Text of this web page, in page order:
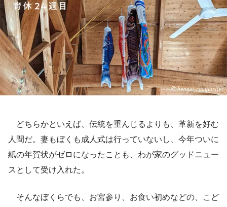
どちらかといえば、伝統を重んじるよりも、革新を好む
人間だ。妻もぼくも成人式は行っていないし、今年ついに
紙の年賀状がゼロになったことも、わが家のグッドニュー
スとして受け入れた。
そんなぼくらでも、お宮参り、お食い初めなどの、
こど